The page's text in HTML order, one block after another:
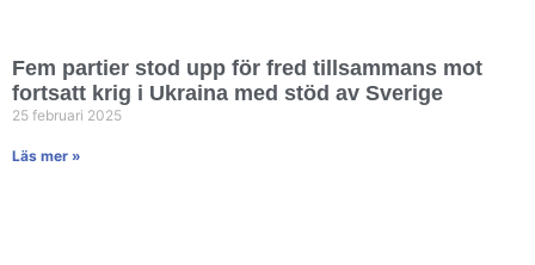
Fem partier stod upp för fred tillsammans mot
fortsatt krig i Ukraina med stöd av Sverige
25 februari 2025
Läs mer »